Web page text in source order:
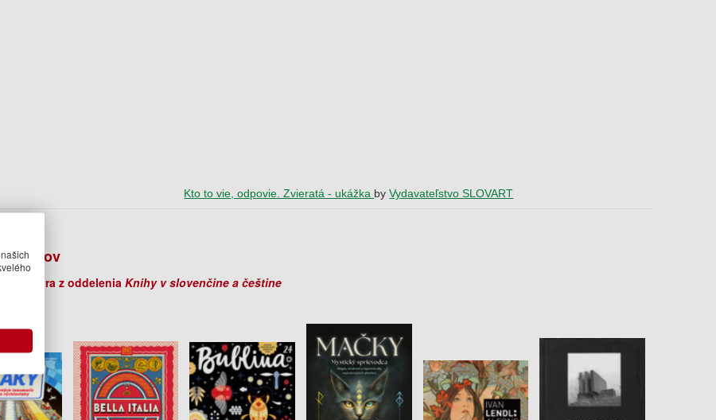
Kto to vie, odpovie. Zvieratá - ukážka byVydavateľstvo SLOVART
autorov
autora z oddelenia Knihy v slovenčine a češtine